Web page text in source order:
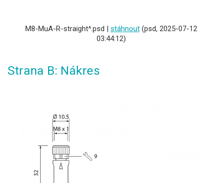
M8-MuA-R-straight^.psd | stáhnout(psd, 2025-07-12
03:44:12)
Strana B: Nákres